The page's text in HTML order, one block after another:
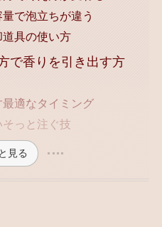
で泡立ちが違う
具の使い方
で香りを引き出す方
適なタイミング
っと注ぐ技
見る